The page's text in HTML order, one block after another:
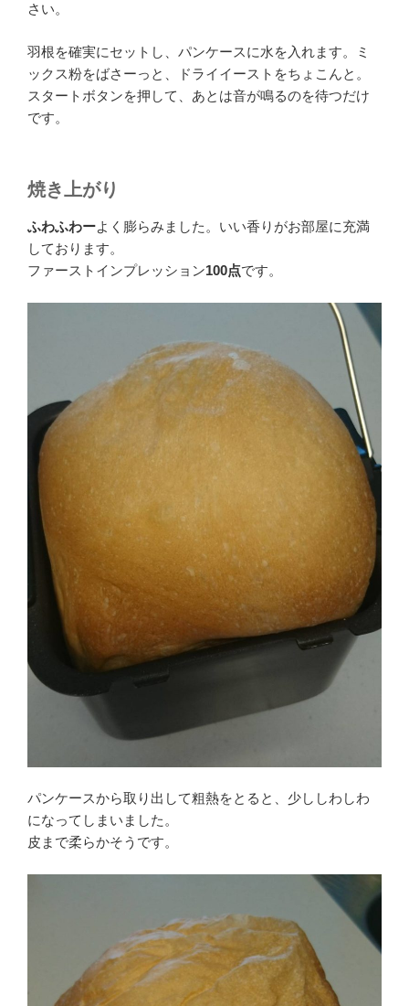
さい。
羽根を確実にセットし、パンケースに水を入れます。ミ
ックス粉をばさーっと、ドライイーストをちょこんと。
スタートボタンを押して、あとは音が鳴るのを待つだけ
です。
焼き上がり
ふわふわーよく膨らみました。いい香りがお部屋に充満
しております。
ファーストインプレッション100点です。
パンケースから取り出して粗熱をとると、少ししわしわ
になってしまいました。
皮まで柔らかそうです。